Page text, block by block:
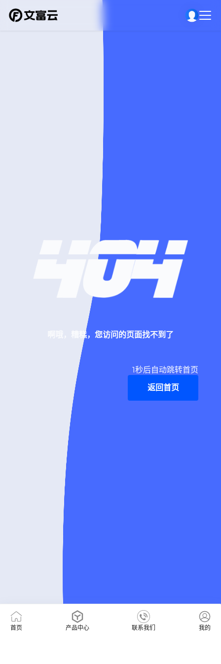
啊哦，糟糕，您访问的页面找不到了
1秒后自动跳转首页
返回首页
首页 产品中心 联系我们 我的